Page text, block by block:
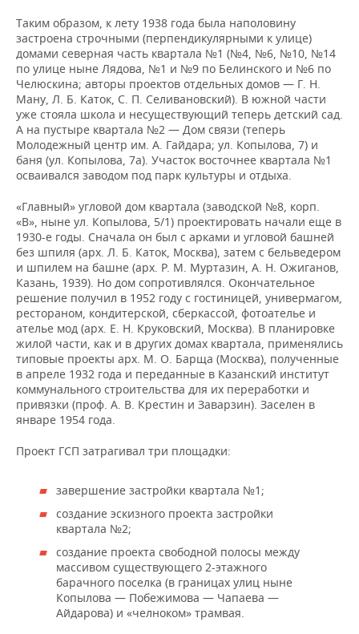
Таким образом, к лету 1938 года была наполовину
застроена строчными (перпендикулярными к улице)
домами северная часть квартала №1 (№4, №6, №10, №14
по улице ныне Лядова, №1 и №9 по Белинского и №6 по
Челюскина; авторы проектов отдельных домов — Г. Н.
Ману, Л. Б. Каток, С. П. Селивановский). В южной части
уже стояла школа и несуществующий теперь детский сад.
А на пустыре квартала №2 — Дом связи (теперь
Молодежный центр им. А. Гайдара; ул. Копылова, 7) и
баня (ул. Копылова, 7а). Участок восточнее квартала №1
осваивался заводом под парк культуры и отдыха.
«Главный» угловой дом квартала (заводской №8, корп.
«В», ныне ул. Копылова, 5/1) проектировать начали еще в
1930-е годы. Сначала он был с арками и угловой башней
без шпиля (арх. Л. Б. Каток, Москва), затем с бельведером
и шпилем на башне (арх. Р. М. Муртазин, А. Н. Ожиганов,
Казань, 1939). Но дом сопротивлялся. Окончательное
решение получил в 1952 году с гостиницей, универмагом,
рестораном, кондитерской, сберкассой, фотоателье и
ателье мод (арх. Е. Н. Круковский, Москва). В планировке
жилой части, как и в других домах квартала, применялись
типовые проекты арх. М. О. Барща (Москва), полученные
в апреле 1932 года и переданные в Казанский институт
коммунального строительства для их переработки и
привязки (проф. А. В. Крестин и Заварзин). Заселен в
январе 1954 года.
Проект ГСП затрагивал три площадки:
завершение застройки квартала №1;
создание эскизного проекта застройки
квартала №2;
создание проекта свободной полосы между
массивом существующего 2-этажного
барачного поселка (в границах улиц ныне
Копылова — Побежимова — Чапаева —
Айдарова) и «челноком» трамвая.